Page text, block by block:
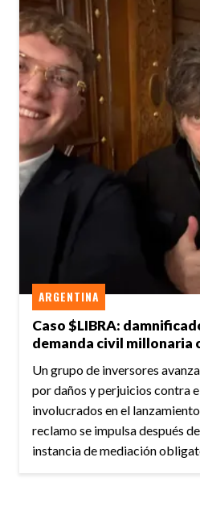
Caso $LIBRA:
demanda civil millonaria
ARGENTINA
Un grupo de inversores
por daños y perjuicios contra
involucrados en el
reclamo se impulsa después
instancia de mediación